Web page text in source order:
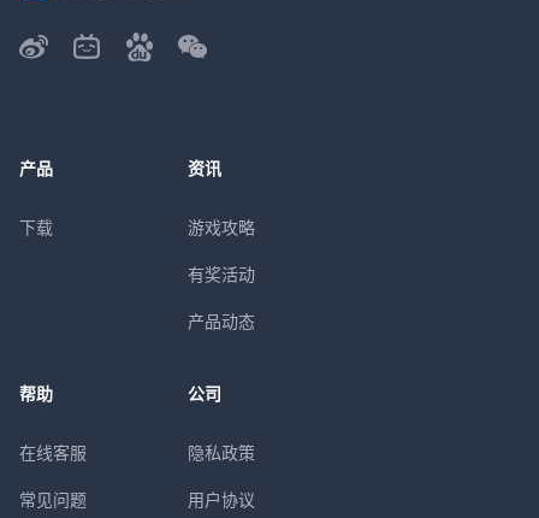
产品
下载
资讯
游戏攻略
有奖活动
产品动态
帮助
在线客服
常见问题
公司
隐私政策
用户协议